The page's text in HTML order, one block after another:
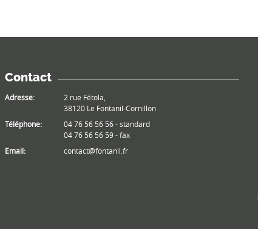
Contact
Adresse:
2 rue Fétola,
38120 Le Fontanil-Cornillon
Téléphone:
04 76 56 56 56 - standard
04 76 56 56 59 - fax
Email:
contact@fontanil.fr